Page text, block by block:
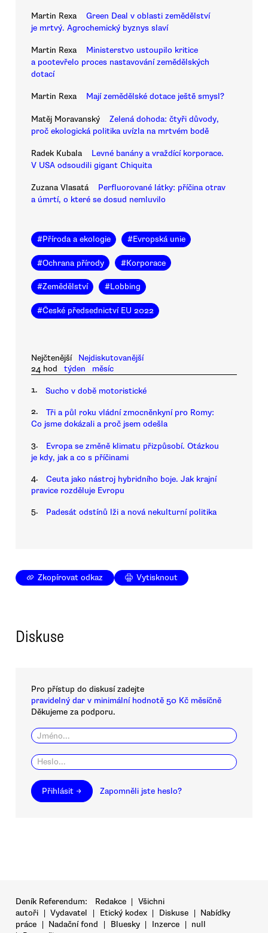
Martin Rexa
Green Deal v oblasti zemědělství
je mrtvý. Agrochemický byznys slaví
Martin Rexa
Ministerstvo ustoupilo kritice
a pootevřelo proces nastavování zemědělských
dotací
Martin Rexa Mají zemědělské dotace ještě smysl?
Matěj Moravanský
Zelená dohoda: čtyři důvody,
proč ekologická politika uvízla na mrtvém bodě
Radek Kubala
Levné banány a vraždící korporace.
V USA odsoudili gigant Chiquita
Zuzana Vlasatá
Perfluorované látky: příčina otrav
a úmrtí, o které se dosud nemluvilo
#Příroda a ekologie #Evropská unie
#Ochrana přírody #Korporace
#Zemědělství #Lobbing
#České předsednictví EU 2022
Nejčtenější
Nejdiskutovanější
24 hod
týden měsíc
1. Sucho v době motoristické
2.
Tři a půl roku vládní zmocněnkyní pro Romy:
Co jsme dokázali a proč jsem odešla
3.
Evropa se změně klimatu přizpůsobí. Otázkou
je kdy, jak a co s příčinami
4.
Ceuta jako nástroj hybridního boje. Jak krajní
pravice rozděluje Evropu
5. Padesát odstínů lži a nová nekulturní politika
Zkopírovat odkaz Vytisknout
Diskuse
Pro přístup do diskusí zadejte
pravidelný dar v minimální hodnotě 50 Kč měsíčně
Děkujeme za podporu.
Přihlásit → Zapomněli jste heslo?
Deník Referendum: Redakce | Všichni
autoři | Vydavatel | Etický kodex | Diskuse | Nabídky
práce | Nadační fond | Bluesky | Inzerce | null